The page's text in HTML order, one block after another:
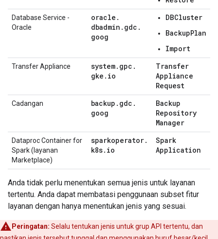
Database Service -
Oracle
oracle .
dbadmin . gdc .
goog
DBCluster
BackupPlan
Import
Transfer Appliance system. gpc .
gke . io
Transfer
Appliance
Request
Cadangan backup . gdc .
goog
Backup
Repository
Manager
Dataproc Container for
Spark (layanan
Marketplace)
sparkoperator.
k8s. io
Spark
Application
Anda tidak perlu menentukan semua jenis untuk layanan
tertentu. Anda dapat membatasi penggunaan subset fitur
layanan dengan hanya menentukan jenis yang sesuai.
Peringatan: Selalu tentukan jenis untuk grup API tertentu, dan